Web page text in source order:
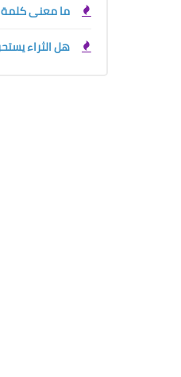
ما معنى
هل الثراء